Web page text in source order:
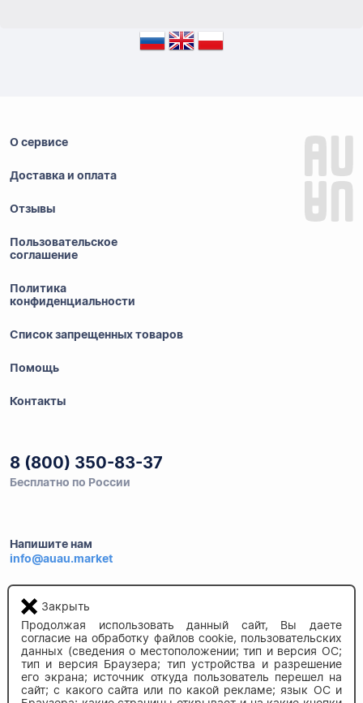
О сервисе
Доставка и оплата
Отзывы
Пользовательское
соглашение
Политика
конфиденциальности
Список запрещенных товаров
Помощь
Контакты
8 (800) 350-83-37
Бесплатно по России
Напишите нам
info@auau.market
236027, г.Калининград
ул.Калязинская 6, оф. 2
Закрыть
Продолжая использовать данный сайт, Вы даете
согласие на обработку файлов cookie, пользовательских
данных (сведения о местоположении; тип и версия ОС;
тип и версия Браузера; тип устройства и разрешение
его экрана; источник откуда пользователь перешел на
сайт; с какого сайта или по какой рекламе; язык ОС и